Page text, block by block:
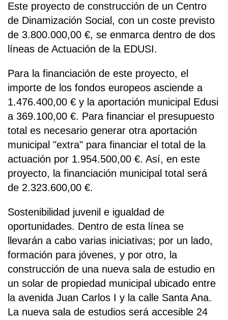
Este proyecto de construcción de un Centro
de Dinamización Social, con un coste previsto
de 3.800.000,00 €, se enmarca dentro de dos
líneas de Actuación de la EDUSI.
Para la financiación de este proyecto, el
importe de los fondos europeos asciende a
1.476.400,00 € y la aportación municipal Edusi
a 369.100,00 €. Para financiar el presupuesto
total es necesario generar otra aportación
municipal "extra" para financiar el total de la
actuación por 1.954.500,00 €. Así, en este
proyecto, la financiación municipal total será
de 2.323.600,00 €.
Sostenibilidad juvenil e igualdad de
oportunidades. Dentro de esta línea se
llevarán a cabo varias iniciativas; por un lado,
formación para jóvenes, y por otro, la
construcción de una nueva sala de estudio en
un solar de propiedad municipal ubicado entre
la avenida Juan Carlos I y la calle Santa Ana.
La nueva sala de estudios será accesible 24